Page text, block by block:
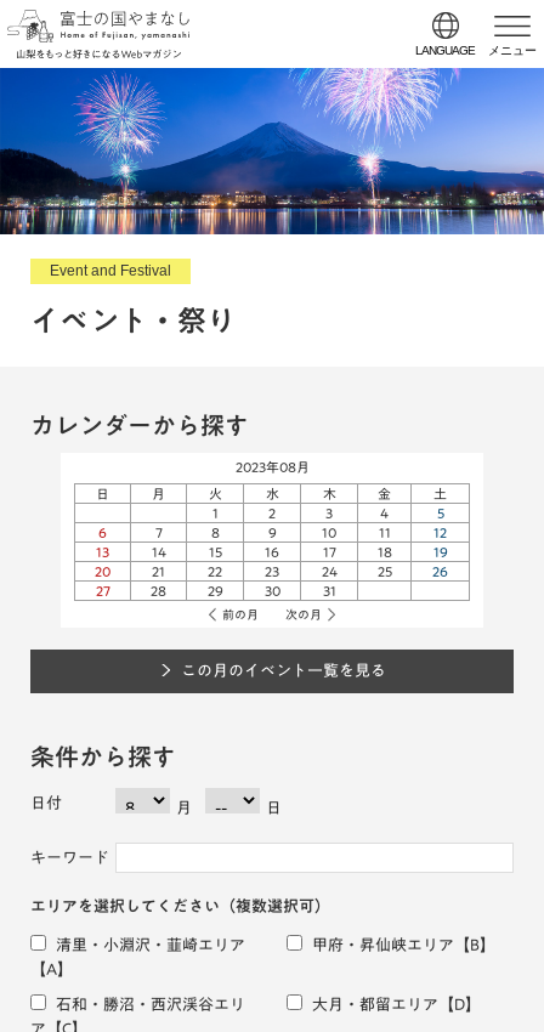
LANGUAGE メニュー
Event and Festival
イベント・祭り
カレンダーから探す
2023年08月
日
月 火 水 木 金
土
1
2 3 4
5
6
7 8 9 10 11
12
13
14 15 16 17 18
19
20
21 22 23 24 25
26
27
28 29 30 31
前の月 次の月
この月のイベント一覧を見る
条件から探す
日付 月 日
キーワード
エリアを選択してください （複数選択可）
清里・小淵沢・韮崎エリア
【A】
甲府・昇仙峡エリア 【B】
石和・勝沼・西沢渓谷エリ
ア 【C】
大月・都留エリア 【D】